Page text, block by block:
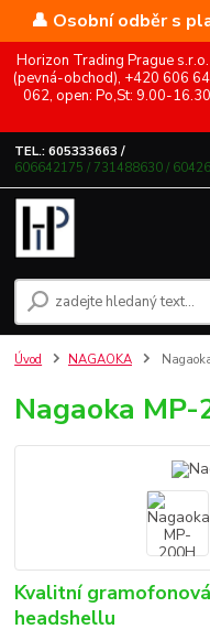
👤 Osobní odběr s
Horizon Trading Prague
(pevná-obchod), +420 606
062, open: Po,St: 9.00-
TEL.: 605333663 /
606642175 / 731488630 /
Úvod NAGAOKA
Nagaoka MP-
Kvalitní
headshellu